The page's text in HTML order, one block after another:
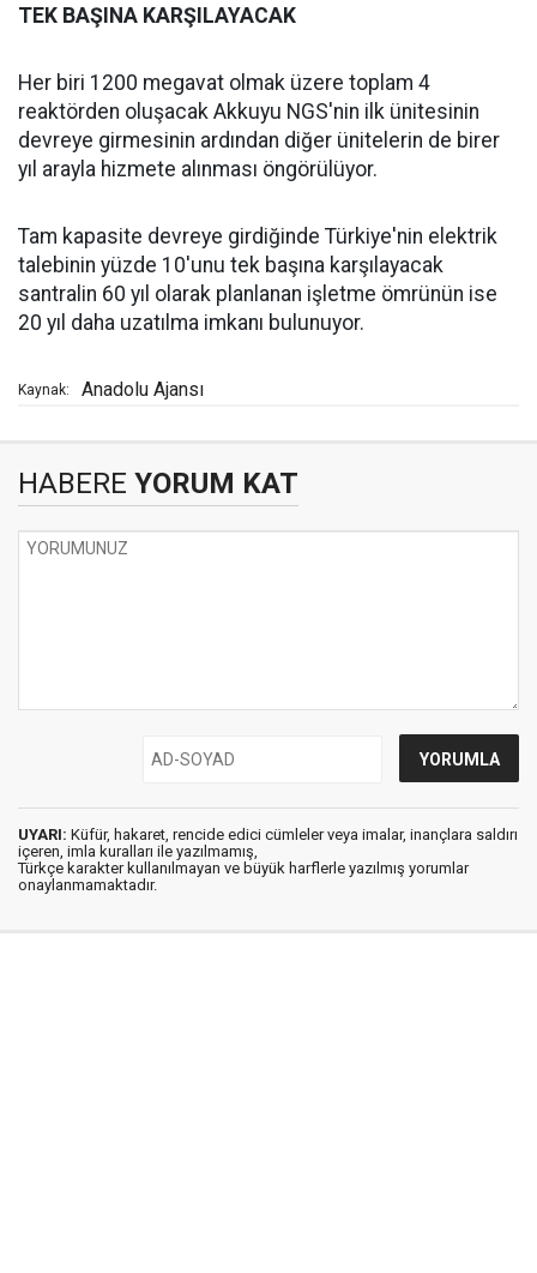
TEK BAŞINA KARŞILAYACAK
Her biri 1200 megavat olmak üzere toplam 4
reaktörden oluşacak Akkuyu NGS'nin ilk ünitesinin
devreye girmesinin ardından diğer ünitelerin de birer
yıl arayla hizmete alınması öngörülüyor.
Tam kapasite devreye girdiğinde Türkiye'nin elektrik
talebinin yüzde 10'unu tek başına karşılayacak
santralin 60 yıl olarak planlanan işletme ömrünün ise
20 yıl daha uzatılma imkanı bulunuyor.
Kaynak: Anadolu Ajansı
HABERE YORUM KAT
UYARI: Küfür, hakaret, rencide edici cümleler veya imalar, inançlara saldırı
içeren, imla kuralları ile yazılmamış,
Türkçe karakter kullanılmayan ve büyük harflerle yazılmış yorumlar
onaylanmamaktadır.